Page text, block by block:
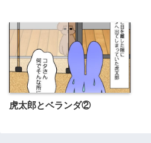
虎太郎とベランダ②